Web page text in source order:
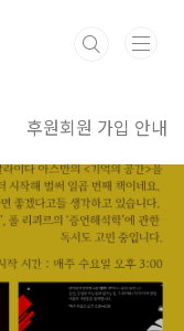
후원회원 가입 안내